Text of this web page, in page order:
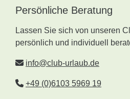
Persönliche Beratung
Lassen Sie sich von unseren
persönlich und individuell
info@club-urlaub.de
+49 (0)6103 5969 19